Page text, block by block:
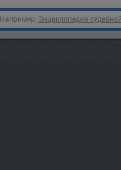
Например, Энциклопедия